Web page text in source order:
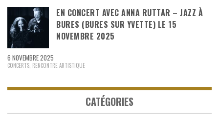
EN CONCERT AVEC ANNA RUTTAR – JAZZ À
BURES (BURES SUR YVETTE) LE 15
NOVEMBRE 2025
6 NOVEMBRE 2025
CONCERTS RENCONTRE ARTISTIQUE
CATÉGORIES